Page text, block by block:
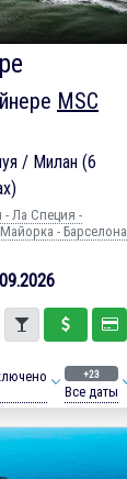
MSC
/ Милан (6
- Ла Специя -
- Барселона
+23
Все даты